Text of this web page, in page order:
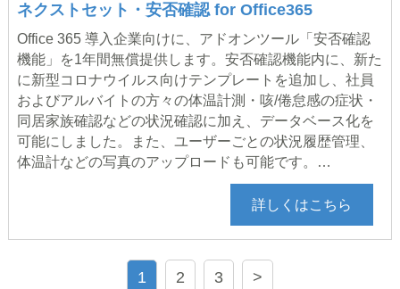
ネクストセット・安否確認 for Office365
Office 365 導入企業向けに、アドオンツール「安否確認
機能」を1年間無償提供します。安否確認機能内に、新た
に新型コロナウイルス向けテンプレートを追加し、社員
およびアルバイトの方々の体温計測・咳/倦怠感の症状・
同居家族確認などの状況確認に加え、データベース化を
可能にしました。また、ユーザーごとの状況履歴管理、
体温計などの写真のアップロードも可能です。…
詳しくはこちら
1 2 3 >